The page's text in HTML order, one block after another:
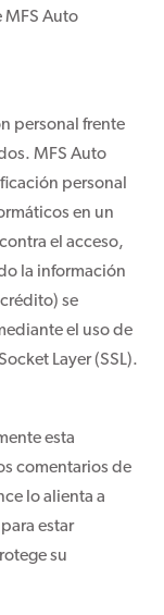
MFS Auto
personal frente
MFS Auto
personal
en un
el acceso,
la información
se
el uso de
Layer (SSL).
esta
comentarios de
lo alienta a
estar
su